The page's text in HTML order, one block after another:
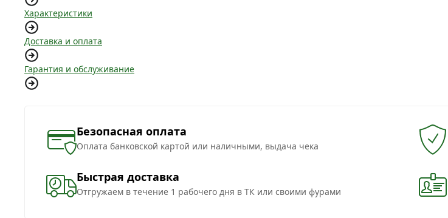
Характеристики
Доставка и оплата
Гарантия и обслуживание
Безопасная оплата
Оплата банковской картой или наличными, выдача чека
Быстрая доставка
Отгружаем в течение 1 рабочего дня в ТК или своими фурами